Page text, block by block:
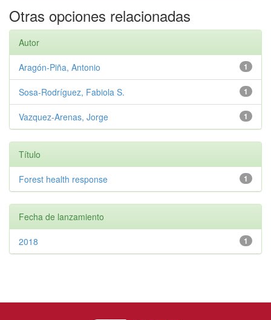
Otras opciones relacionadas
Autor
1
Aragón-Piña, Antonio
1
Sosa-Rodríguez, Fabiola S.
1
Vazquez-Arenas, Jorge
Título
1
Forest health response
Fecha de lanzamiento
1
2018